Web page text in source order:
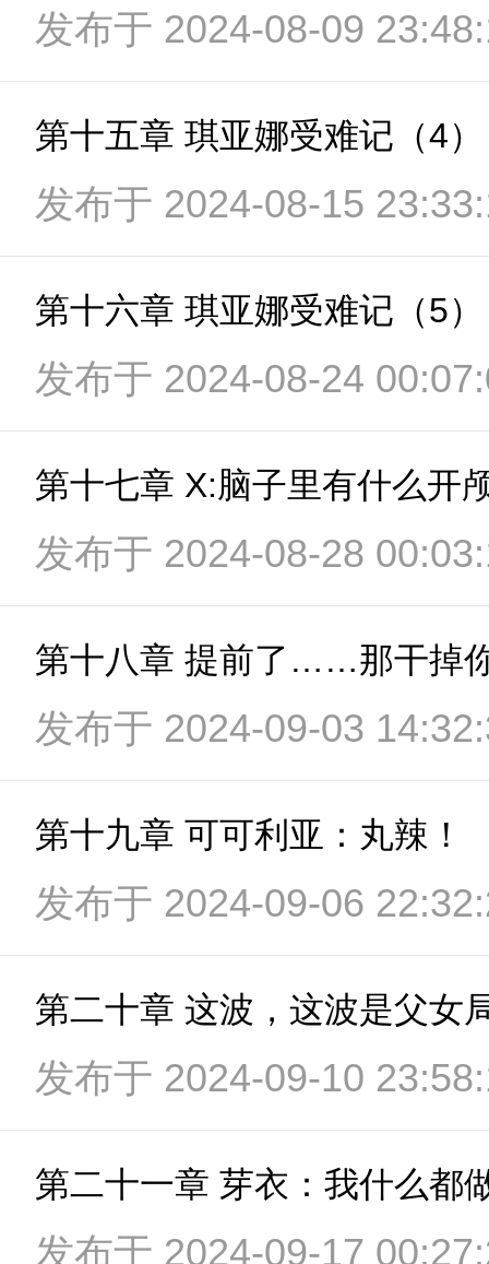
发布于 2024-08-09
第十五章 琪亚娜受难记（4）
发布于 2024-08-15
第十六章 琪亚娜受难记（5）
发布于 2024-08-24
第十七章 X:脑子里有什么开
发布于 2024-08-28
第十八章 提前了……那干掉
发布于 2024-09-03
第十九章 可可利亚：丸辣！
发布于 2024-09-06
第二十章 这波，这波是父女
发布于 2024-09-10
发布于 2024-09-17